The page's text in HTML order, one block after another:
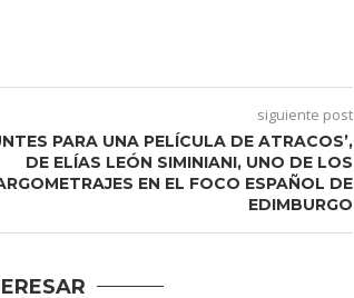
siguiente post
PARA UNA PELÍCULA DE ATRACOS’,
DE ELÍAS LEÓN SIMINIANI, UNO DE LOS
EN EL FOCO ESPAÑOL DE
EDIMBURGO